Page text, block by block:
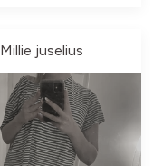
Millie juselius